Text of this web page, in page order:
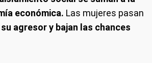
económica. Las mujeres pasan
agresor y bajan las chances